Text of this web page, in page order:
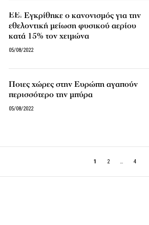
EE: Εγκρίθηκε ο κανονισμός για την
εθελοντική μείωση φυσικού αερίου
κατά 15% τον χειμώνα
05/08/2022
Ποιες χώρες στην Ευρώπη αγαπούν
περισσότερο την μπύρα
05/08/2022
1 2 … 4